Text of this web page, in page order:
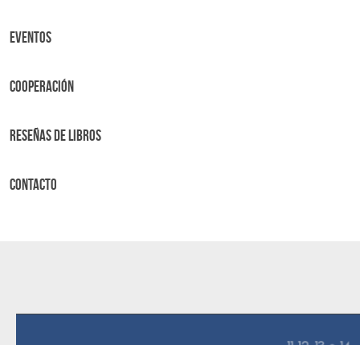
Eventos
Cooperación
Reseñas de libros
Contacto